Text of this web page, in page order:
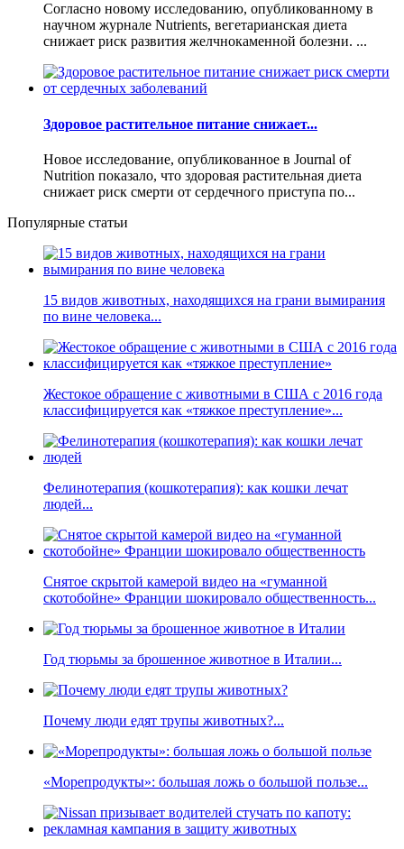
Согласно новому исследованию, опубликованному в
научном журнале Nutrients, вегетарианская диета
снижает риск развития желчнокаменной болезни. ...
Здоровое растительное питание снижает...
Новое исследование, опубликованное в Journal of
Nutrition показало, что здоровая растительная диета
снижает риск смерти от сердечного приступа по...
Популярные статьи
15 видов животных, находящихся на грани вымирания
по вине человека...
Жестокое обращение с животными в США с 2016 года
классифицируется как «тяжкое преступление»...
Фелинотерапия (кошкотерапия): как кошки лечат
людей...
Снятое скрытой камерой видео на «гуманной
скотобойне» Франции шокировало общественность...
Год тюрьмы за брошенное животное в Италии...
Почему люди едят трупы животных?...
«Морепродукты»: большая ложь о большой пользе...